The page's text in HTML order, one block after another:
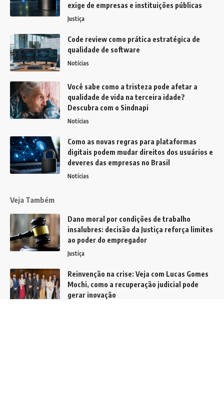
exige de empresas e instituições públicas
Justiça
Code review como prática estratégica de
qualidade de software
Notícias
Você sabe como a tristeza pode afetar a
qualidade de vida na terceira idade?
Descubra com o Sindnapi
Notícias
Como as novas regras para plataformas
digitais podem mudar direitos dos usuários e
deveres das empresas no Brasil
Notícias
Veja Também
Dano moral por condições de trabalho
insalubres: decisão da Justiça reforça limites
ao poder do empregador
Justiça
Reinvenção na crise: Veja com Lucas Gomes
Mochi, como a recuperação judicial pode
gerar inovação